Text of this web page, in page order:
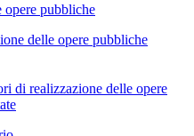
pubbliche
delle opere pubbliche
di realizzazione delle opere